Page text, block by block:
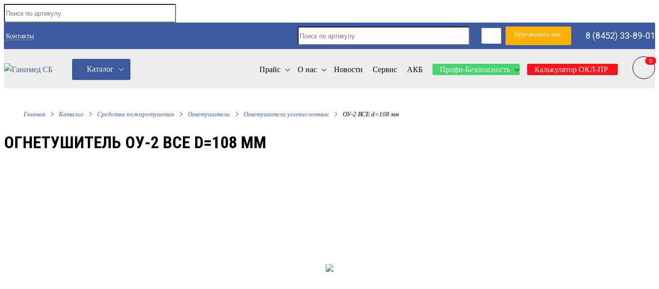
Контакты Перезвонить мне 8 (8452) 33-89-01
0
0
Прайс О нас Новости Сервис АКБ Профи-Безопасность Калькулятор ОКЛ-ПР
Каталог
Главная Каталог Средства пожаротушения Огнетушители Огнетушители углекислотные ОУ-2 ВСЕ d=108 мм
ОГНЕТУШИТЕЛЬ ОУ-2 ВСЕ D=108 ММ